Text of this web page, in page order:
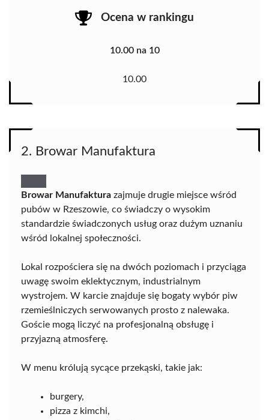
Ocena w rankingu
10.00 na 10
10.00
2. Browar Manufaktura
Browar Manufaktura zajmuje drugie miejsce wśród
pubów w Rzeszowie, co świadczy o wysokim
standardzie świadczonych usług oraz dużym uznaniu
wśród lokalnej społeczności.
Lokal rozpościera się na dwóch poziomach i przyciąga
uwagę swoim eklektycznym, industrialnym
wystrojem. W karcie znajduje się bogaty wybór piw
rzemieślniczych serwowanych prosto z nalewaka.
Goście mogą liczyć na profesjonalną obsługę i
przyjazną atmosferę.
W menu królują sycące przekąski, takie jak:
burgery,
pizza z kimchi,